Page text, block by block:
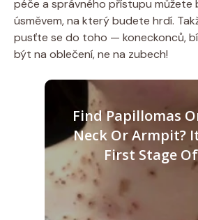
péče a správného přístupu můžete
úsměvem, na který budete hrdí.
pusťte se do toho — koneckonců,
být na oblečení, ne na zubech!
Find Papillomas
Neck Or Armpit?
First Stage